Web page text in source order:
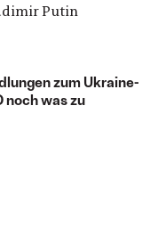
Putin
zum Ukraine-
noch was zu